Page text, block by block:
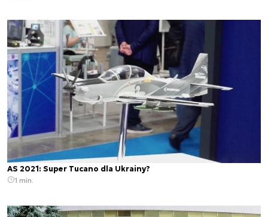
AS 2021: Super Tucano dla Ukrainy?
1 min.